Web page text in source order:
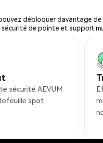
pouvez débloquer davantage
de pointe et support
sécurité AEVUM
spot